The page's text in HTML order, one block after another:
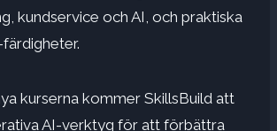
kundservice och AI, och praktiska
kurserna kommer SkillsBuild att
AI-verktyg för att förbättra